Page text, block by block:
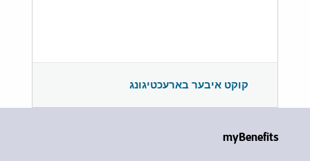
קוקט איבער בארעכטיגונג
myBenefits